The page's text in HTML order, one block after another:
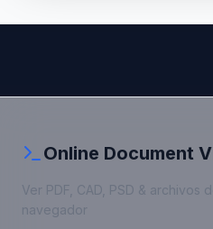
Online Document
Ver PDF, CAD, PSD & archivos
navegador